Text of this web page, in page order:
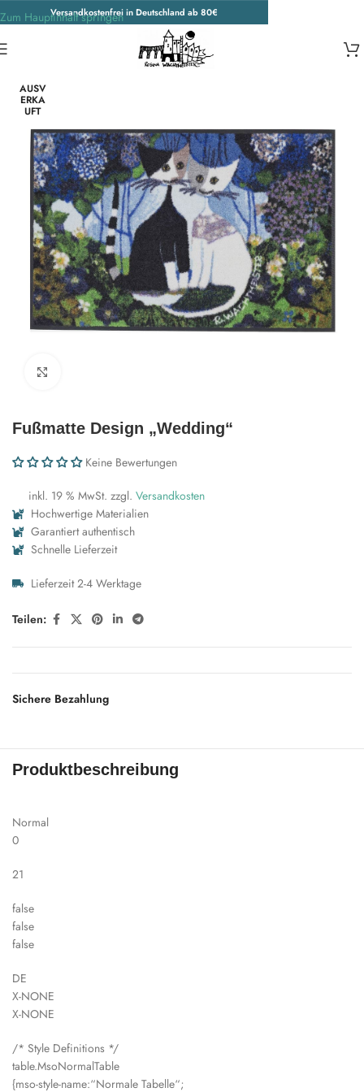
Versandkostenfrei in Deutschland ab 80€
Zum Hauptinhalt springen
AUSV
ERKA
UFT
Fußmatte Design „Wedding“
Keine Bewertungen
inkl. 19 % MwSt. zzgl. Versandkosten
Hochwertige Materialien
Garantiert authentisch
Schnelle Lieferzeit
Lieferzeit 2-4 Werktage
Teilen:
Sichere Bezahlung
Produktbeschreibung
Normal
0
21
false
false
false
DE
X-NONE
X-NONE
/* Style Definitions */
table.MsoNormalTable
{mso-style-name:“Normale Tabelle“;